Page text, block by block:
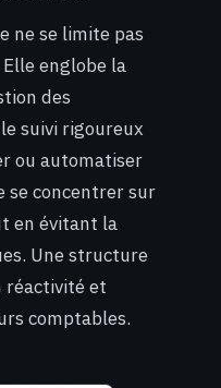
ne se limite pas
englobe la
des
suivi rigoureux
ou automatiser
se concentrer sur
en évitant la
Une structure
réactivité et
comptables.